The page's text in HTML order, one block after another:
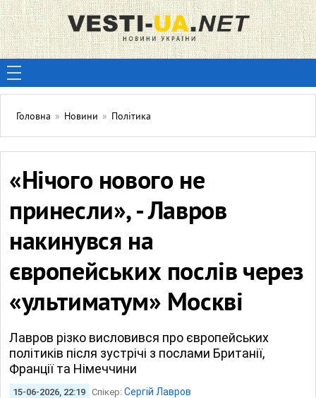
Головна » Новини » Політика
«Нічого нового не
принесли», - Лавров
накинувся на
європейських послів через
«ультиматум» Москві
Лавров різко висловився про європейських
політиків після зустрічі з послами Британії,
Франції та Німеччини
15-06-2026, 22:19 Спікер: Сергій Лавров